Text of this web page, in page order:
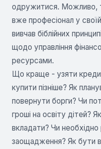
одружитися. Можливо,
вже професіонал у
вивчав біблійних
щодо управління
ресурсами.
Що краще - узяти
купити пізніше? Як
повернути борги? Чи
гроші на освіту дітей?
вкладати? Чи необхідно
заощадження? Як бути